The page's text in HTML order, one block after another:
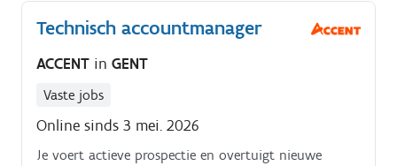
nieuwe klanten binnen de industrie en professionele
bouwmarkt. Jouw verantwoordelijkheden Actief
Beheren en verder uitbouwen van bestaande
klantenrelaties (farming) Verkopen van het volledige
eindgebruikers Analyseren van klantbehoeften en
aanbieden van passende oplossingen en professioneel
Technisch accountmanager
ACCENT in GENT
Vaste jobs
Online sinds 3 mei. 2026
Je voert actieve prospectie en overtuigt nieuwe